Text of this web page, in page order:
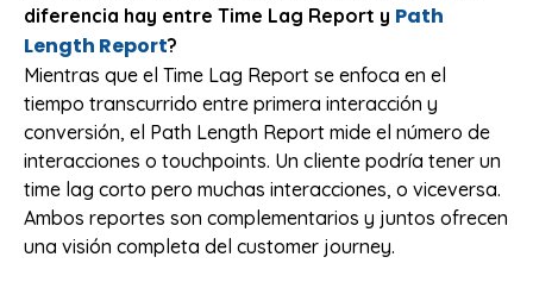
diferencia hay entre Time Lag Report y Path
Length Report?
Mientras que el Time Lag Report se enfoca en el
tiempo transcurrido entre primera interacción y
conversión, el Path Length Report mide el número de
interacciones o touchpoints. Un cliente podría tener un
time lag corto pero muchas interacciones, o viceversa.
Ambos reportes son complementarios y juntos ofrecen
una visión completa del customer journey.